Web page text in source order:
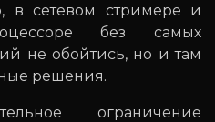
в сетевом стримере и
без самых
не обойтись, но и там
решения.
ограничение